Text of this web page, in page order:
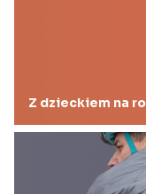
Z dzieckiem na